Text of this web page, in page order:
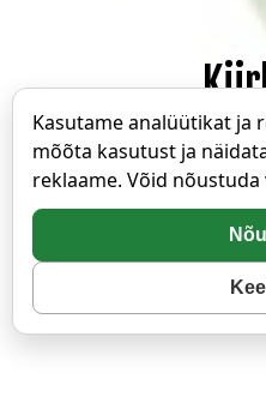
Ava
Eesti
Eesti
Kasutame analüütikat ja
mõõta kasutust ja
reklaame. Võid nõustuda